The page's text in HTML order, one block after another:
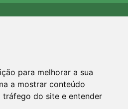
para melhorar a sua
a mostrar conteúdo
tráfego do site e entender
uma árvore! Leia mais